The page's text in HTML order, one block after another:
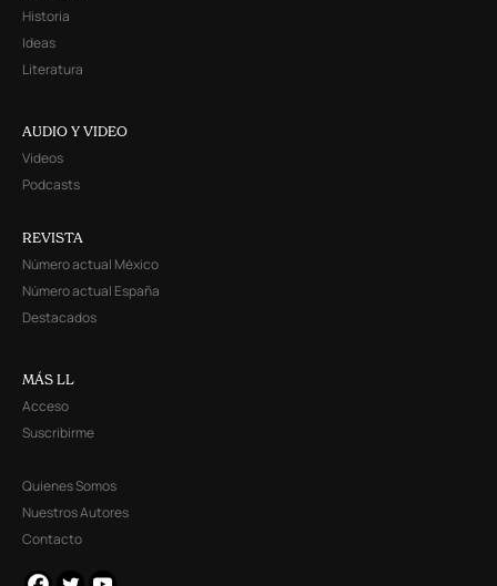
Historia
Ideas
Literatura
AUDIO Y VIDEO
Videos
Podcasts
REVISTA
Número actual México
Número actual España
Destacados
MÁS LL
Acceso
Suscribirme
Quienes Somos
Nuestros Autores
Contacto